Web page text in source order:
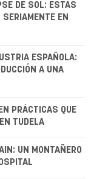
DE SOL: ESTAS
SERIAMENTE EN
ESPAÑOLA:
A UNA
PRÁCTICAS QUE
TUDELA
UN MONTAÑERO